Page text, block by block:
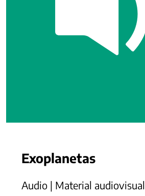
Exoplanetas
Audio | Material audiovisual